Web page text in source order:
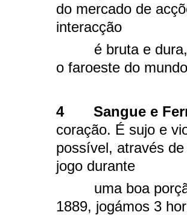
do mercado de
interacção
é bruta e dura, e
o faroeste do
4Sangue e
coração. É sujo e
possível, através
jogo durante
uma boa porção
1889, jogámos 3